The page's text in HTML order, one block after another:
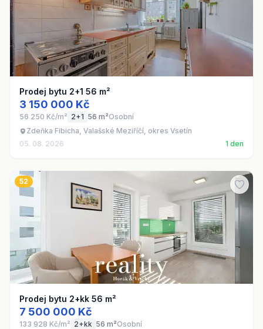
Prodej bytu 2+1 56 m²
3 150 000 Kč
56 250 Kč/m² 2+1 56 m²Osobní
Zdeňka Fibicha, Valašské Meziříčí, okres Vsetín
05. 08. 2026
1 den
52
Prodej bytu 2+kk 56 m²
7 500 000 Kč
133 928 Kč/m² 2+kk 56 m²Osobní